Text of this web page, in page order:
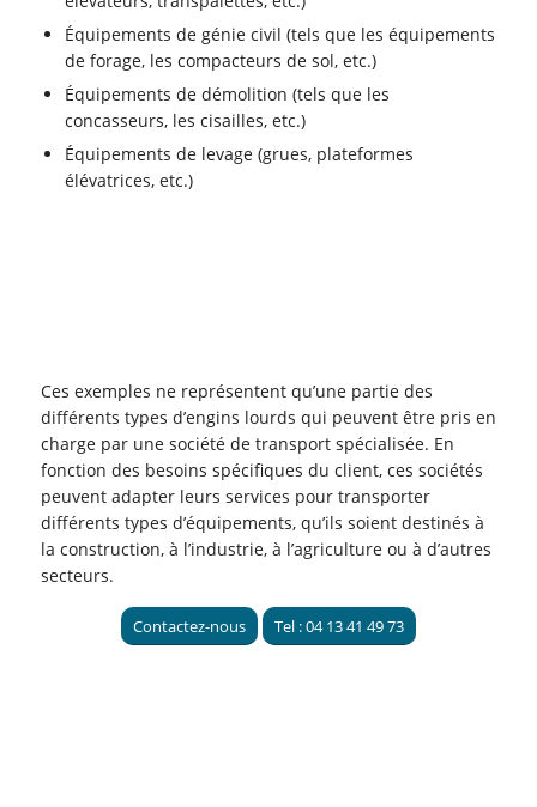
Équipements de génie civil (tels que les équipements
de forage, les compacteurs de sol, etc.)
Équipements de démolition (tels que les
concasseurs, les cisailles, etc.)
Équipements de levage (grues, plateformes
élévatrices, etc.)
Ces exemples ne représentent qu’une partie des
différents types d’engins lourds qui peuvent être pris en
charge par une société de transport spécialisée. En
fonction des besoins spécifiques du client, ces sociétés
peuvent adapter leurs services pour transporter
différents types d’équipements, qu’ils soient destinés à
la construction, à l’industrie, à l’agriculture ou à d’autres
secteurs.
Contactez-nous Tel : 04 13 41 49 73